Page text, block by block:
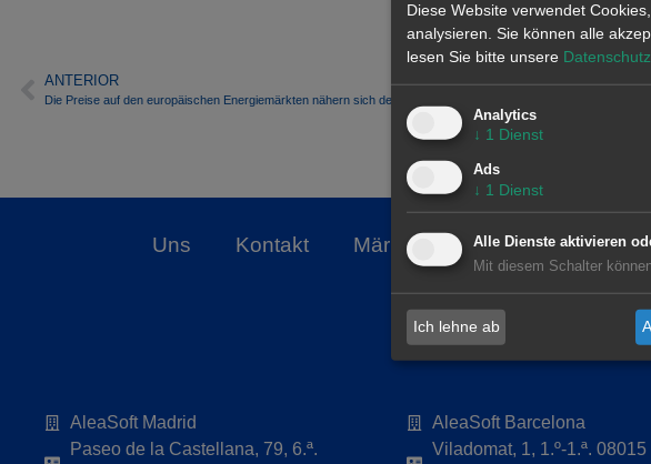
ANTERIOR
Die Preise auf den europäischen Energiemärkten nähern sich dem Herbst und verzeichnen steigende Preise
Uns Kontakt Märkte AleaModel
AleaSoft Madrid
Paseo de la Castellana, 79, 6.ª.
AleaSoft Barcelona
Viladomat, 1, 1.º-1.ª. 08015
Diese Website verwendet
analysieren. Sie können alle
lesen Sie bitte unsere
Analytics
↓ 1 Dienst
Ads
↓ 1 Dienst
Alle Dienste aktivieren
Mit diesem Schalter
Ich lehne ab